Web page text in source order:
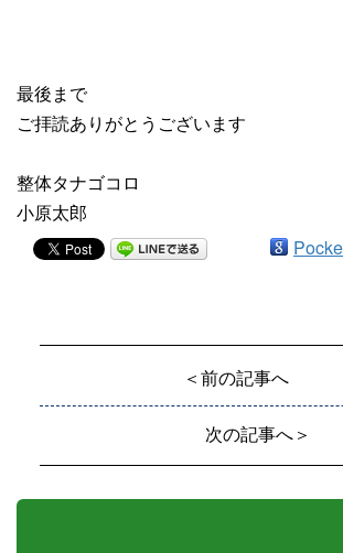
最後まで
ご拝読ありがとうございます
整体タナゴコロ
小原太郎
＜前の記事へ
次の記事へ＞